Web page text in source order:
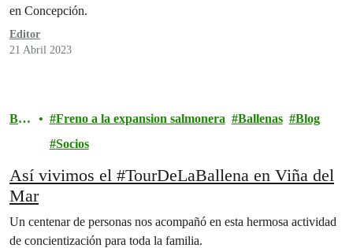
en Concepción.
Editor
21 Abril 2023
Blo
Freno a la expansion salmonera Ballenas
Blog
Socios
Así vivimos el #TourDeLaBallena en Viña del
Mar
Un centenar de personas nos acompañó en esta hermosa actividad
de concientización para toda la familia.